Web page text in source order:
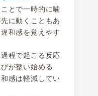
とで一時的に噛
に動くこともあ
和感を覚えやす
程で起こる反応
が整い始める
感は軽減してい